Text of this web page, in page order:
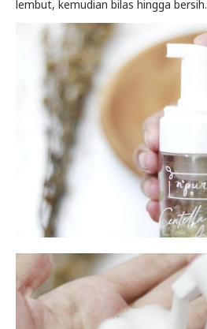
lembut, kemudian bilas hingga bersih.